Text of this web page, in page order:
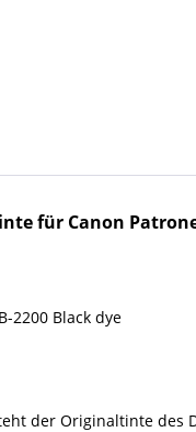
für Canon
2200 Black dye
der Originaltinte